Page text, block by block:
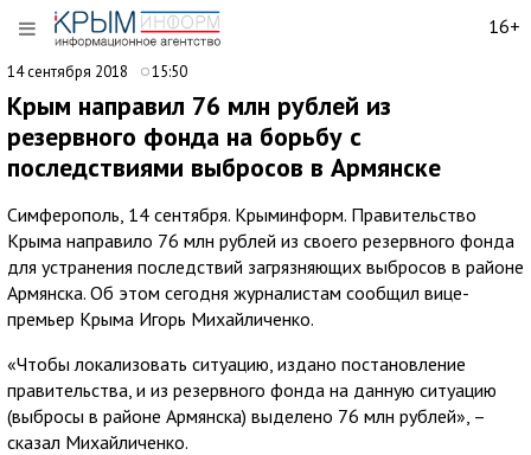
16+
14 сентября 2018 15:50
Крым направил 76 млн рублей из
резервного фонда на борьбу с
последствиями выбросов в Армянске
Симферополь, 14 сентября. Крыминформ. Правительство
Крыма направило 76 млн рублей из своего резервного фонда
для устранения последствий загрязняющих выбросов в районе
Армянска. Об этом сегодня журналистам сообщил вице-
премьер Крыма Игорь Михайличенко.
«Чтобы локализовать ситуацию, издано постановление
правительства, и из резервного фонда на данную ситуацию
(выбросы в районе Армянска) выделено 76 млн рублей», –
сказал Михайличенко.